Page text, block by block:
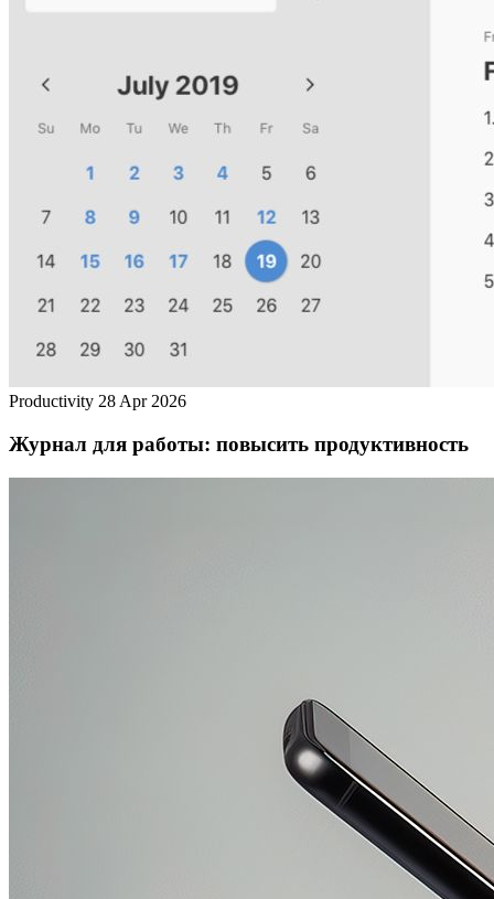
Productivity 28 Apr 2026
Журнал для работы: повысить продуктивность